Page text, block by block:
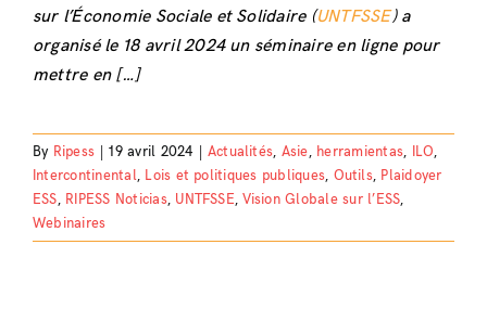
sur l’Économie Sociale et Solidaire (UNTFSSE) a
organisé le 18 avril 2024 un séminaire en ligne pour
mettre en […]
By Ripess 19 avril 2024 Actualités, Asie, herramientas, ILO,
Intercontinental, Lois et politiques publiques, Outils, Plaidoyer
ESS, RIPESS Noticias, UNTFSSE,Vision Globale sur l’ESS,
Webinaires